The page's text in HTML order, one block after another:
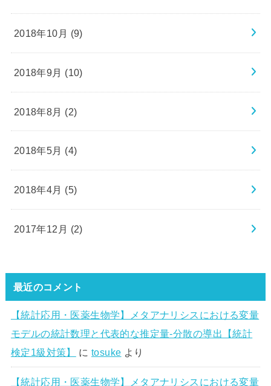
2018年10月 (9)
2018年9月 (10)
2018年8月 (2)
2018年5月 (4)
2018年4月 (5)
2017年12月 (2)
最近のコメント
【統計応用・医薬生物学】メタアナリシスにおける変量
モデルの統計数理と代表的な推定量-分散の導出【統計
検定1級対策】
にtosuke より
【統計応用・医薬生物学】メタアナリシスにおける変量